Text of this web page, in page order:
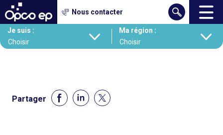
Gestion des cookies
Aller
contenu
Je suis : Ma région :
Nous contacter
Partager